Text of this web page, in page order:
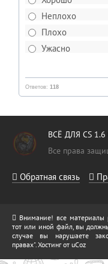
Неплохо
Плохо
Ужасно
Ответов: 118
ВСЁ ДЛЯ CS 1.6
Все права
Обратная связь
Внимание! все материалы
тот или иной файл, вы
случае вы нарушаете
правах".Хостинг от uCoz